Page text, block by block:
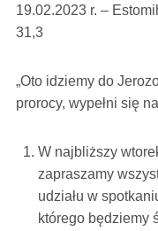
19.02.2023 r. –
31,3
„Oto idziemy do
prorocy, wypełni się
W najbliższy
zapraszamy
udziału w
którego będziemy